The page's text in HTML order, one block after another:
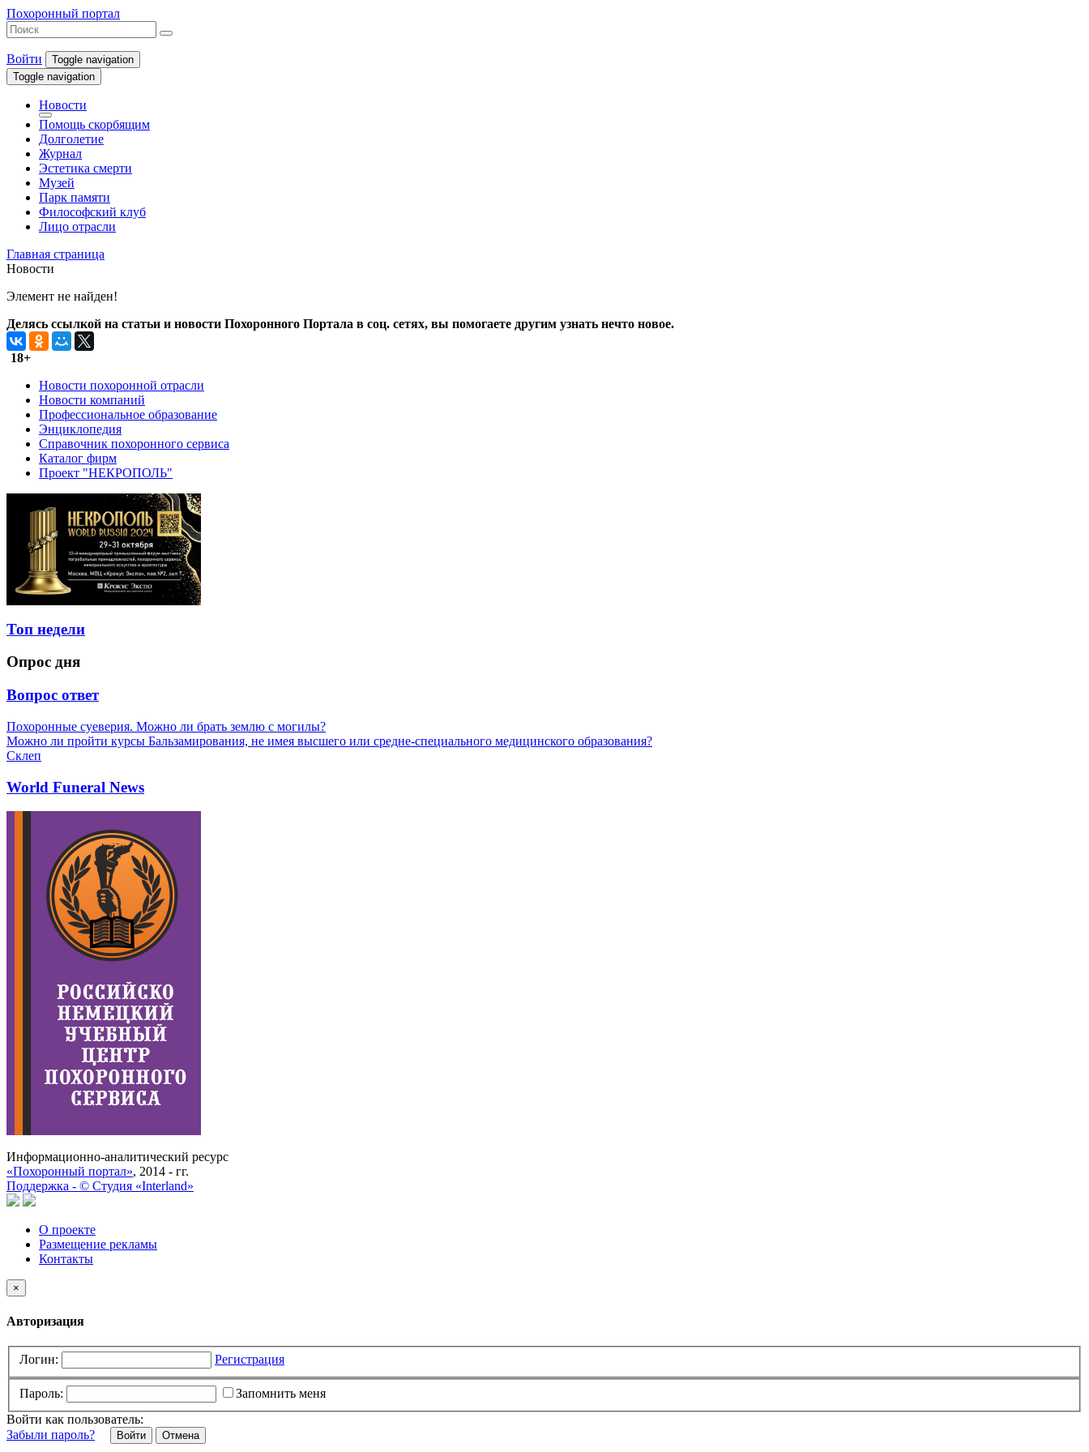
Похоронный портал
Войти
Toggle navigation
Toggle navigation
Новости
Помощь скорбящим
Долголетие
Журнал
Эстетика смерти
Музей
Парк памяти
Философский клуб
Лицо отрасли
Главная страница
Новости
Элемент не найден!
Делясь ссылкой на статьи и новости Похоронного Портала в соц. сетях, вы помогаете другим узнать нечто новое.
18+
Новости похоронной отрасли
Новости компаний
Профессиональное образование
Энциклопедия
Справочник похоронного сервиса
Каталог фирм
Проект "НЕКРОПОЛЬ"
Топ недели
Опрос дня
Вопрос ответ
Похоронные суеверия. Можно ли брать землю с могилы?
Можно ли пройти курсы Бальзамирования, не имея высшего или средне-специального медицинского образования?
Склеп
World Funeral News
Информационно-аналитический ресурс
«Похоронный портал», 2014 - гг.
Поддержка - © Cтудия «Interland»
О проекте
Размещение рекламы
Контакты
×
Авторизация
Логин: Регистрация
Пароль:
Запомнить меня
Войти как пользователь:
Забыли пароль?
Отмена